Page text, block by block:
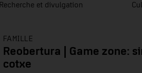
Recherche et divulgation
FAMILLE
Reobertura | Game zone:
cotxe